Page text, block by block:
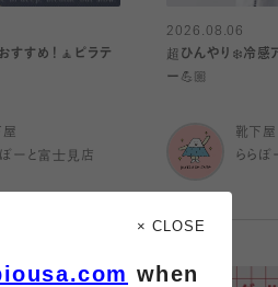
すすめ！🧘ピラテ
屋
ぽーと富士見店
2026.08.06
超ひんやり❄️冷感
ー💪🏼
靴下屋
らら
× CLOSE
when